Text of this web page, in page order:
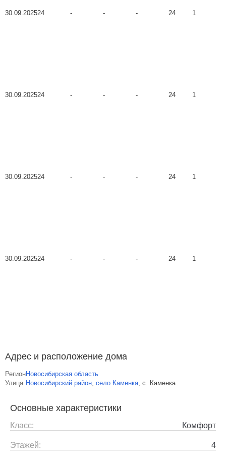
30.09.202524 - - - 24 1
30.09.202524 - - - 24 1
30.09.202524 - - - 24 1
30.09.202524 - - - 24 1
Адрес и расположение дома
РегионНовосибирская область
Улица Новосибирский район, село Каменка, с. Каменка
Основные характеристики
Класс: Комфорт
Этажей: 4